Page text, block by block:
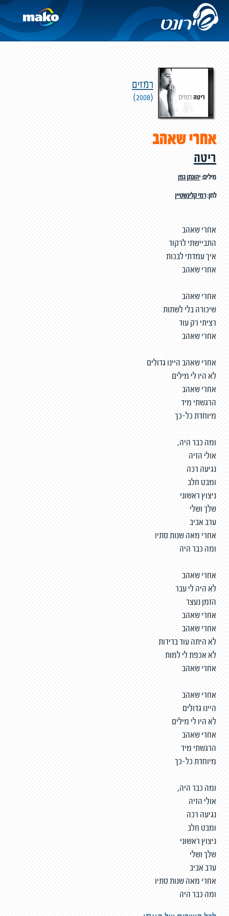
רמזים
(2008)
אחרי שאהב
ריטה
מילים:יהונתן גפן
לחן:רמי קלינשטיין
אחרי שאהב
התביישתי לרקוד
איך עמדתי לבכות
אחרי שאהב
אחרי שאהב
שיכורה בלי לשתות
רציתי רק עוד
אחרי שאהב
אחרי שאהב היינו גדולים
לא היו לי מילים
אחרי שאהב
הרגשתי מיד
מיוחדת כל-כך
ומה כבר היה,
אולי הזיה
נגיעה רכה
ומבט חלב
ניצוץ ראשוני
שלך ושלי
ערב אביב
אחרי מאה שנות סתיו
ומה כבר היה
אחרי שאהב
לא היה לי עבר
הזמן נעצר
אחרי שאהב
אחרי שאהב
לא היתה עוד בדידות
לא אכפת לי למות
אחרי שאהב
אחרי שאהב
היינו גדולים
לא היו לי מילים
אחרי שאהב
הרגשתי מיד
מיוחדת כל-כך
ומה כבר היה,
אולי הזיה
נגיעה רכה
ומבט חלב
ניצוץ ראשוני
שלך ושלי
ערב אביב
אחרי מאה שנות סתיו
ומה כבר היה